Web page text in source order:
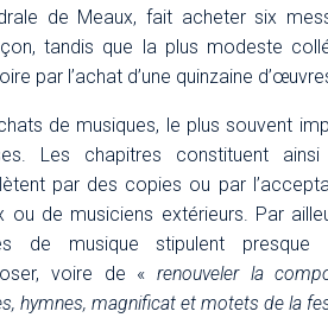
de Meaux, fait acheter six
tandis que la plus modeste
par l’achat d’une quinzaine
de musiques, le plus souvent
Les chapitres constituent
par des copies ou par
ou de musiciens extérieurs. Par
de musique stipulent presque
voire de « renouveler la
hymnes, magnificat et motets de la